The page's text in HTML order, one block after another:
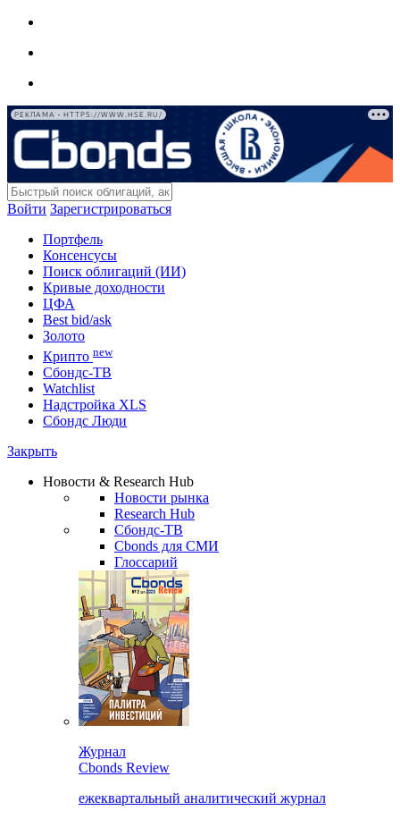
РЕКЛАМА • HTTPS://WWW.HSE.RU/
Войти Зарегистрироваться
Портфель
Консенсусы
Поиск облигаций (ИИ)
Кривые доходности
ЦФА
Best bid/ask
Золото
Крипто new
Сбондс-ТВ
Watchlist
Надстройка XLS
Сбондс Люди
Закрыть
Новости & Research Hub
Новости рынка
Research Hub
Сбондс-ТВ
Cbonds для СМИ
Глоссарий
Журнал
Cbonds Review
ежеквартальный аналитический журнал